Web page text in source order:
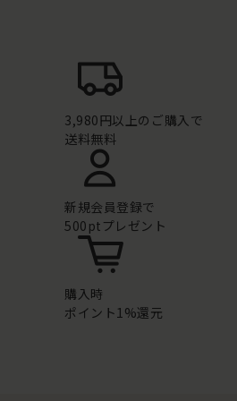
3,980円以上のご購入で
送料無料
新規会員登録で
500ptプレゼント
購入時
ポイント1%還元